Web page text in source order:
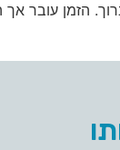
הזמן עובר